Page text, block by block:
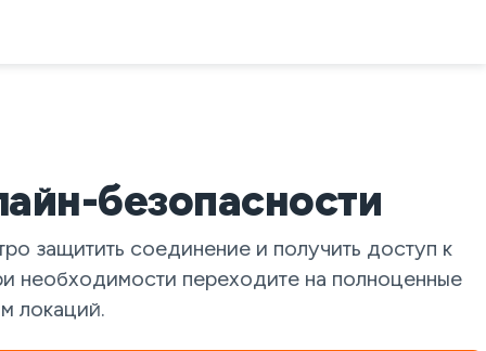
безопасности
защитить соединение и получить доступ к
необходимости переходите на полноценные
локаций.